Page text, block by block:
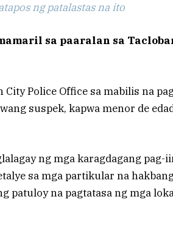
ng patalastas na ito
sa paaralan sa
Police Office sa mabilis na
suspek, kapwa menor de
ng mga karagdagang pag-
sa mga partikular na
patuloy na pagtatasa ng mga